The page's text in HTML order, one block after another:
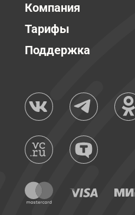
Компания
Тарифы
Поддержка